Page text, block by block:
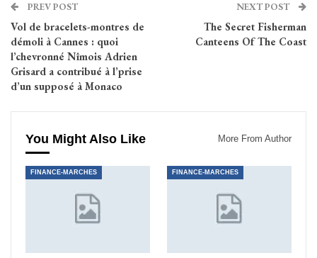
PREV POST
Vol de bracelets-montres de
démoli à Cannes : quoi
l’chevronné Nîmois Adrien
Grisard a contribué à l’prise
d’un supposé à Monaco
NEXT POST
The Secret Fisherman
Canteens Of The Coast
You Might Also Like More From Author
FINANCE-MARCHES FINANCE-MARCHES